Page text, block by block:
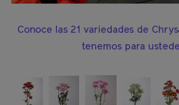
Conoce las 21 variedades de
tenemos para